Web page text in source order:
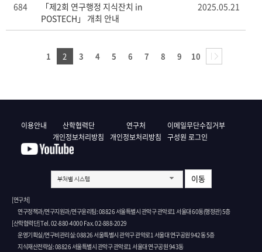
684
「제2회 연구행정 지식잔치 in
POSTECH」 개최 안내
2025.05.21
1 2 3 4 5 6 7 8 9 10
이용안내
산학협력단
개인정보처리방침
연구처
개인정보처리방침
이메일무단수집거부
구성원 로그인
부처별 시스템 이동
[연구처]
연구정책과/연구지원과/연구윤리팀: 08826 서울특별시 관악구 관악로1 서울대 60동(행정관) 5층
[산학협력단] Tel. 02-880-4000 Fax. 02-888-2029
운영기획실/연구비관리실: 08826 서울특별시 관악구 관악로1 서울대 연구공원 942동 5층
지식재산전략실: 08826 서울특별시 관악구 관악로1 서울대 연구공원 943동